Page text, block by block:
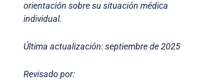
orientación sobre su situación médica
individual.
Última actualización: septiembre de 2025
Revisado por: